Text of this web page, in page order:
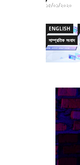
১৫/০১/২০২০
ENGLISH
সাম্প্রতিক সংবাদ